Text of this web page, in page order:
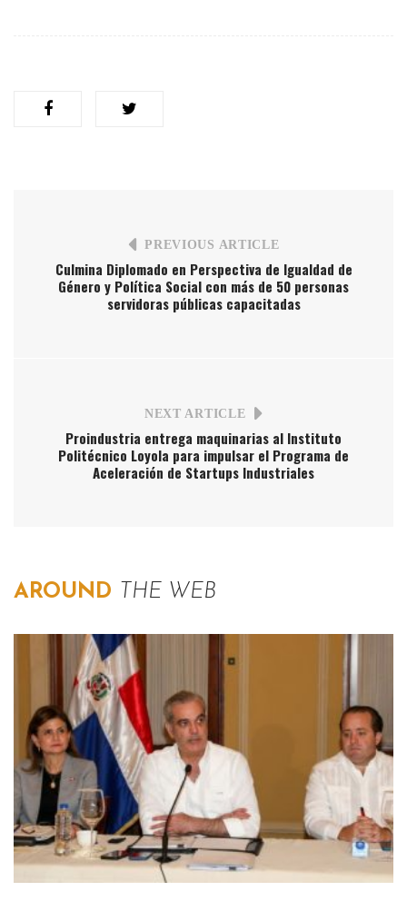
PREVIOUS ARTICLE
Culmina Diplomado en Perspectiva de Igualdad de
Género y Política Social con más de 50 personas
servidoras públicas capacitadas
NEXT ARTICLE
Proindustria entrega maquinarias al Instituto
Politécnico Loyola para impulsar el Programa de
Aceleración de Startups Industriales
AROUND THE WEB